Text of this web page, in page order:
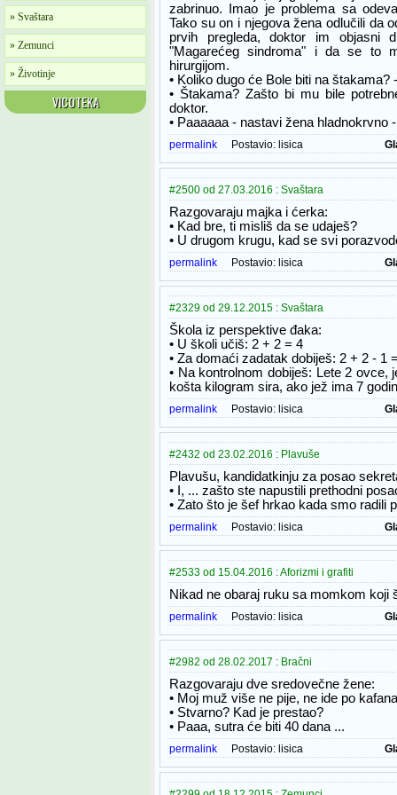
» Svaštara
» Zemunci
» Životinje
VICOTEKA
zabrinuo. Imao je problema sa
Tako su on i njegova žena odlučili da
prvih pregleda, doktor im objasni
"Magarećeg sindroma" i da se to
hirurgijom.
• Koliko dugo će Bole biti na štakama?
• Štakama? Zašto bi mu bile
doktor.
• Paaaaaa - nastavi žena hladnokrvno
permalink Postavio: lisica
#2500 od 27.03.2016 : Svaštara
Razgovaraju majka i ćerka:
• Kad bre, ti misliš da se udaješ?
• U drugom krugu, kad se svi
permalink Postavio: lisica
#2329 od 29.12.2015 : Svaštara
Škola iz perspektive đaka:
• U školi učiš: 2 + 2 = 4
• Za domaći zadatak dobiješ: 2 + 2 - 1
• Na kontrolnom dobiješ: Lete 2 ovce,
košta kilogram sira, ako jež ima 7
permalink Postavio: lisica
#2432 od 23.02.2016 : Plavuše
Plavušu, kandidatkinju za posao
• I, ... zašto ste napustili prethodni
• Zato što je šef hrkao kada smo radili
permalink Postavio: lisica
#2533 od 15.04.2016 : Aforizmi i grafiti
Nikad ne obaraj ruku sa momkom koji
permalink Postavio: lisica
#2982 od 28.02.2017 : Bračni
Razgovaraju dve sredovečne žene:
• Moj muž više ne pije, ne ide po
• Stvarno? Kad je prestao?
• Paaa, sutra će biti 40 dana ...
permalink Postavio: lisica